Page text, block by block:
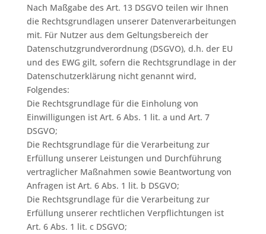
Nach Maßgabe des Art. 13 DSGVO teilen wir Ihnen
die Rechtsgrundlagen unserer Datenverarbeitungen
mit. Für Nutzer aus dem Geltungsbereich der
Datenschutzgrundverordnung (DSGVO), d.h. der EU
und des EWG gilt, sofern die Rechtsgrundlage in der
Datenschutzerklärung nicht genannt wird,
Folgendes:
Die Rechtsgrundlage für die Einholung von
Einwilligungen ist Art. 6 Abs. 1 lit. a und Art. 7
DSGVO;
Die Rechtsgrundlage für die Verarbeitung zur
Erfüllung unserer Leistungen und Durchführung
vertraglicher Maßnahmen sowie Beantwortung von
Anfragen ist Art. 6 Abs. 1 lit. b DSGVO;
Die Rechtsgrundlage für die Verarbeitung zur
Erfüllung unserer rechtlichen Verpflichtungen ist
Art. 6 Abs. 1 lit. c DSGVO;